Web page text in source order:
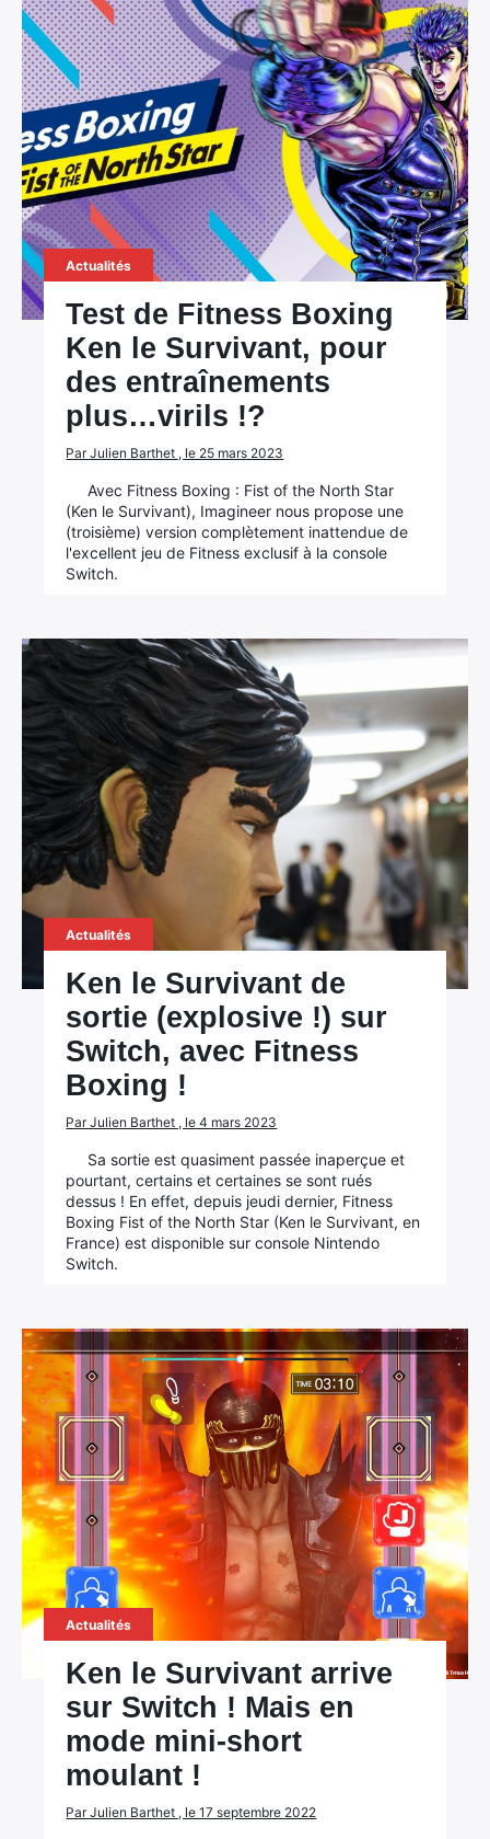
Actualités
Test de Fitness Boxing
Ken le Survivant, pour
des entraînements
plus…virils !?
Par Julien Barthet , le 25 mars 2023
Avec Fitness Boxing : Fist of the North Star
(Ken le Survivant), Imagineer nous propose une
(troisième) version complètement inattendue de
l'excellent jeu de Fitness exclusif à la console
Switch.
Actualités
Ken le Survivant de
sortie (explosive !) sur
Switch, avec Fitness
Boxing !
Par Julien Barthet , le 4 mars 2023
Sa sortie est quasiment passée inaperçue et
pourtant, certains et certaines se sont rués
dessus ! En effet, depuis jeudi dernier, Fitness
Boxing Fist of the North Star (Ken le Survivant, en
France) est disponible sur console Nintendo
Switch.
Actualités
Ken le Survivant arrive
sur Switch ! Mais en
mode mini-short
moulant !
Par Julien Barthet , le 17 septembre 2022